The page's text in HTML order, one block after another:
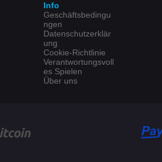
Info
Geschäftsbedingu
ngen
Datenschutzerklär
ung
Cookie-Richtlinie
Verantwortungsvoll
es Spielen
Über uns